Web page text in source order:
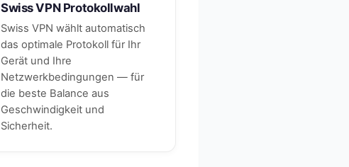
Swiss VPN Protokollwahl
Swiss VPN wählt automatisch
das optimale Protokoll für Ihr
Gerät und Ihre
Netzwerkbedingungen — für
die beste Balance aus
Geschwindigkeit und
Sicherheit.